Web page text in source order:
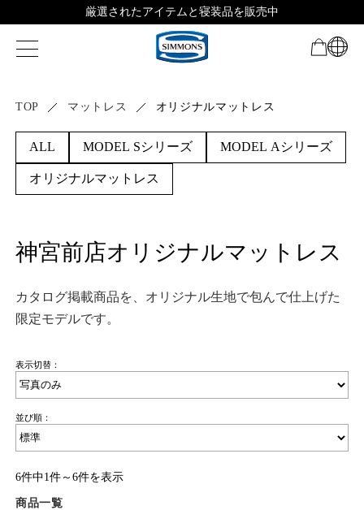
厳選されたアイテムと寝装品を販売中
TOP マットレス オリジナルマットレス
ALL MODEL Sシリーズ MODEL Aシリーズ
オリジナルマットレス
神宮前店オリジナルマットレス
カタログ掲載商品を、オリジナル生地で包んで仕上げた
限定モデルです。
表示切替：
並び順：
6件中1件～6件を表示
商品一覧